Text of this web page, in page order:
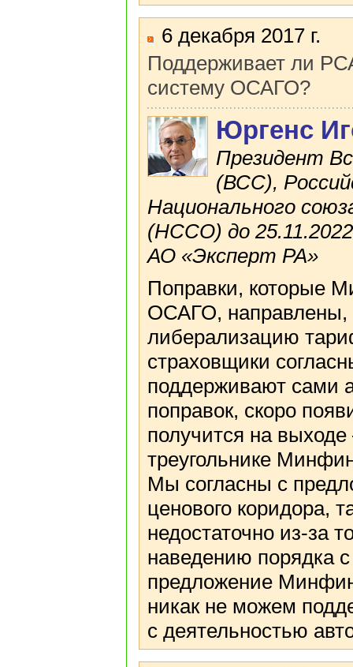
6 декабря 2017 г.
Поддерживает ли
систему ОСАГО?
Юргенс
Президент
(ВСС),
Национального
(НССО) до
АО «Эксперт РА»
Поправки, которые
ОСАГО, направлены,
либерализацию
страховщики
поддерживают сами
поправок, скоро
получится на выходе
треугольнике
Мы согласны с
ценового коридора,
недостаточно из-за
наведению порядка
предложение
никак не можем
с деятельностью